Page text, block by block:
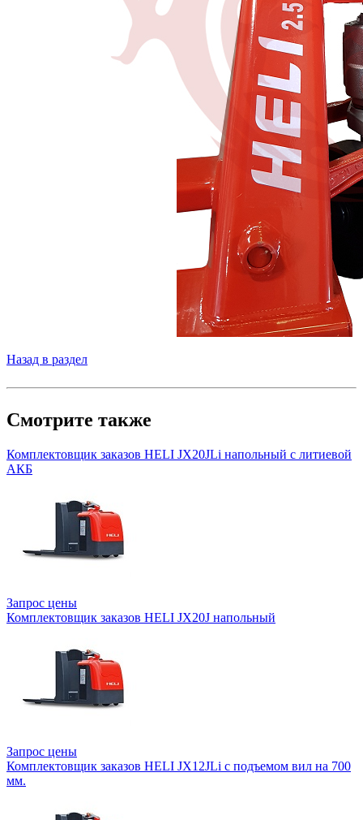
Назад в раздел
Смотрите также
Комплектовщик заказов HELI JX20JLi напольный с литиевой
АКБ
Запрос цены
Комплектовщик заказов HELI JX20J напольный
Запрос цены
Комплектовщик заказов HELI JX12JLi с подъемом вил на 700
мм.